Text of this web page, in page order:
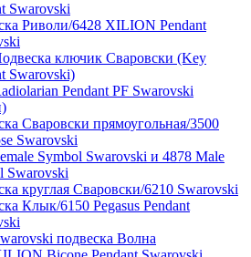
Swarovski
Риволи/6428 XILION Pendant
ключик Сваровски (Key
Swarovski)
Pendant PF Swarovski
Сваровски прямоугольная/3500
Swarovski
Symbol Swarovski и 4878 Male
Swarovski
круглая Сваровски/6210 Swarovski
Клык/6150 Pegasus Pendant
подвеска Волна